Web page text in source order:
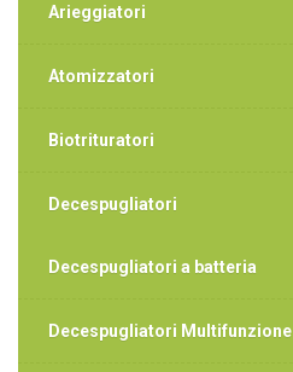
Arieggiatori
Atomizzatori
Biotrituratori
Decespugliatori
Decespugliatori a batteria
Decespugliatori Multifunzione